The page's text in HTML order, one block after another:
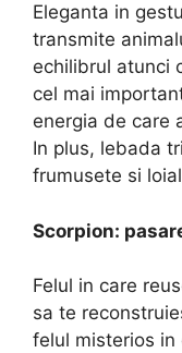
Eleganta in
transmite
echilibrul atunci
cel mai
energia de care
In plus, lebada
frumusete si
Scorpion:
Felul in care
sa te
felul misterios